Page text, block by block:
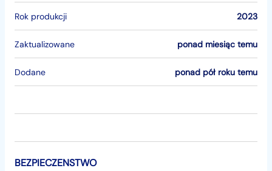
Rok produkcji 2023
Zaktualizowane ponad miesiąc temu
Dodane ponad pół roku temu
BEZPIECZENSTWO